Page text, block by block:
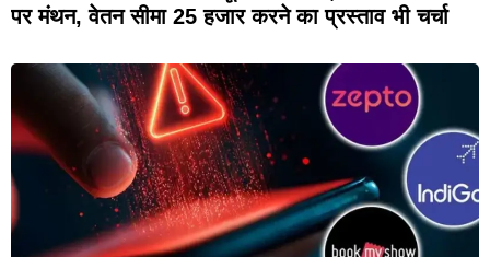
पर मंथन, वेतन सीमा 25 हजार करने का प्रस्ताव भी चर्चा